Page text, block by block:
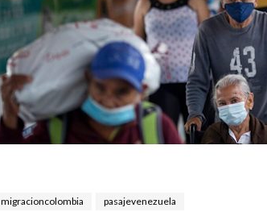
migracioncolombia pasajevenezuela